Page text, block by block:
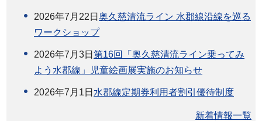
2026年7月22日 奥久慈清流ライン 水郡線沿線を巡る
ワークショップ
2026年7月3日 第16回「奥久慈清流ライン乗ってみ
よう水郡線」児童絵画展実施のお知らせ
2026年7月1日 水郡線定期券利用者割引優待制度
新着情報一覧